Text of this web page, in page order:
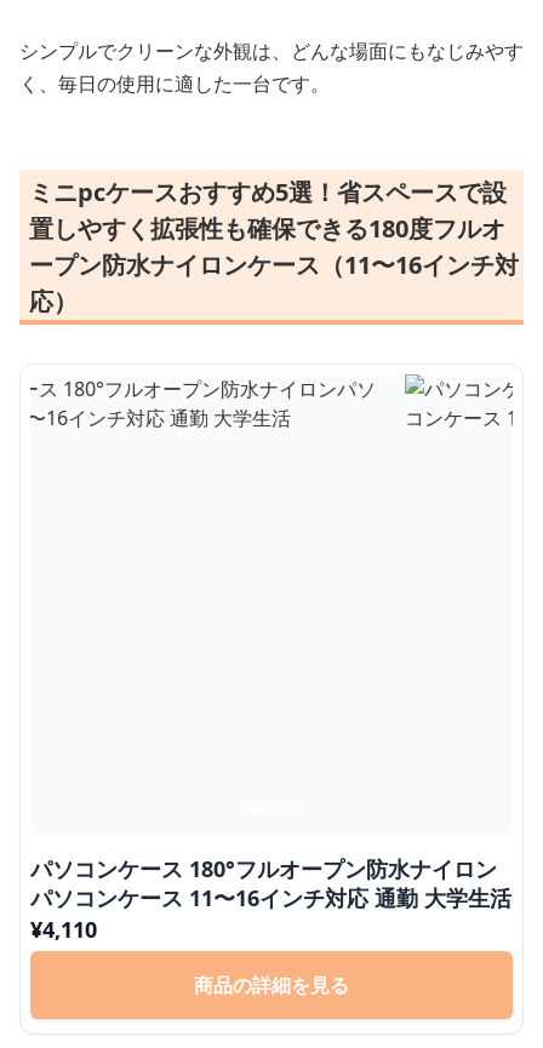
シンプルでクリーンな外観は、どんな場面にもなじみやす
く、毎日の使用に適した一台です。
ミニpcケースおすすめ5選！省スペースで設
置しやすく拡張性も確保できる180度フルオ
ープン防水ナイロンケース（11〜16インチ対
応）
パソコンケース 180°フルオープン防水ナイロン
パソコンケース 11〜16インチ対応 通勤 大学生活
¥4,110
商品の詳細を見る